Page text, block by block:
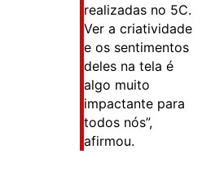
realizadas no 5C.
Ver a criatividade
e os sentimentos
deles na tela é
algo muito
impactante para
todos nós”,
afirmou.